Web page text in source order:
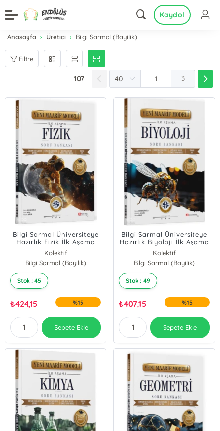
Kaydol
Anasayfa Üretici Bilgi Sarmal (Bayilik)
Filtre
107 3
Bilgi Sarmal Üniversiteye
Hazırlık Fizik İlk Aşama
Maarif Model Soru
Bankası
Kolektif
Bilgi Sarmal (Bayilik)
Stok : 45
₺424,15 %15
Sepete Ekle
Bilgi Sarmal Üniversiteye
Hazırlık Biyoloji İlk Aşama
Maarif Model Soru
Bankası
Kolektif
Bilgi Sarmal (Bayilik)
Stok : 49
₺407,15 %15
Sepete Ekle